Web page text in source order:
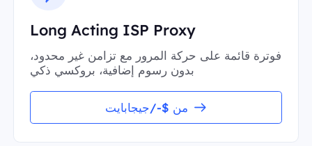
Long Acting ISP Proxy
فوترة قائمة على حركة المرور مع تزامن غير محدود،
بدون رسوم إضافية، بروكسي ذكي
من $-/جيجابايت